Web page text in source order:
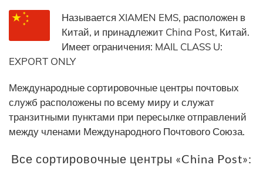
Называется XIAMEN EMS, расположен в
Китай, и принадлежит China Post, Китай.
Имеет ограничения: MAIL CLASS U:
EXPORT ONLY
Международные сортировочные центры почтовых
служб расположены по всему миру и служат
транзитными пунктами при пересылке отправлений
между членами Международного Почтового Союза.
Все сортировочные центры «China Post»: